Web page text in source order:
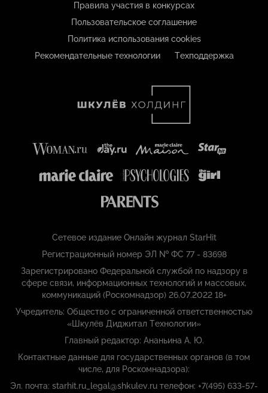
Правила участия в конкурсах
Пользовательское соглашение
Политика использования cookies
Рекомендательные технологии
Техподдержка
Сетевое издание Онлайн журнал StarHit
Регистрационный номер ЭЛ № ФС 77 - 83698
Зарегистрировано Федеральной службой по надзору в
сфере связи, информационных технологий и массовых,
коммуникаций (Роскомнадзор) 26.07.2022 18+
Учредитель: Общество с ограниченной ответственностью
«Шкулёв Диджитал Технологии»
Главный редактор: Ананьина А. Ю.
Контактные данные для государственных органов (в том
числе, для Роскомнадзора):
Эл. почта: starhit.ru_legal@shkulev.ru телефон: +7(495) 633-57-